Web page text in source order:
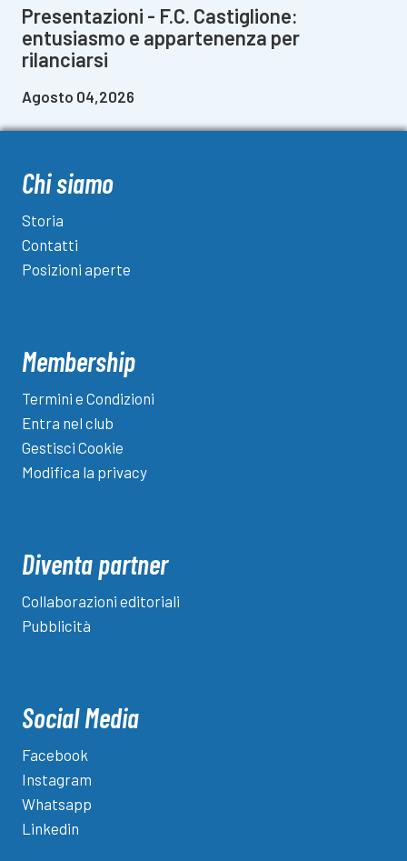
Presentazioni - F.C. Castiglione:
entusiasmo e appartenenza per
rilanciarsi
Agosto 04,2026
Chi siamo
Storia
Contatti
Posizioni aperte
Membership
Termini e Condizioni
Entra nel club
Gestisci Cookie
Modifica la privacy
Diventa partner
Collaborazioni editoriali
Pubblicità
Social Media
Facebook
Instagram
Whatsapp
Linkedin